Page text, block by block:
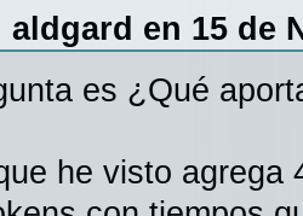
aldgard en 15 de
es ¿Qué
he visto